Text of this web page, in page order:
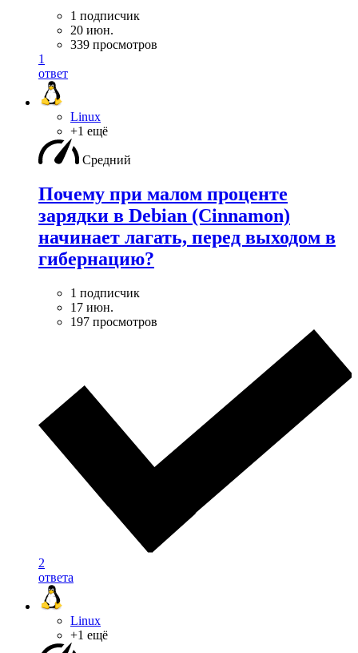
1 подписчик
20 июн.
339 просмотров
1
ответ
Linux
+1 ещё
Средний
Почему при малом проценте
зарядки в Debian (Cinnamon)
начинает лагать, перед выходом в
гибернацию?
1 подписчик
17 июн.
197 просмотров
2
ответа
Linux
+1 ещё